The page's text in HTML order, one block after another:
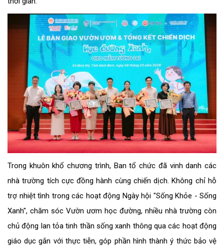
Trong khuôn khổ chương trình, Ban tổ chức đã vinh danh các
nhà trường tích cực đồng hành cùng chiến dịch. Không chỉ hỗ
trợ nhiệt tình trong các hoạt động Ngày hội "Sống Khỏe - Sống
Xanh", chăm sóc Vườn ươm học đường, nhiều nhà trường còn
chủ động lan tỏa tinh thần sống xanh thông qua các hoạt động
giáo dục gắn với thực tiễn, góp phần hình thành ý thức bảo vệ